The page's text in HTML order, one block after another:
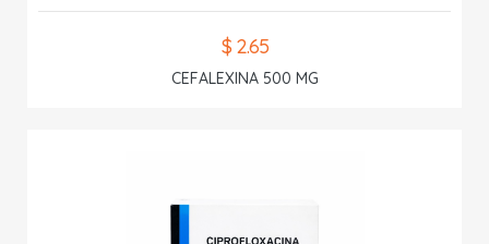
$ 2.65
CEFALEXINA 500 MG